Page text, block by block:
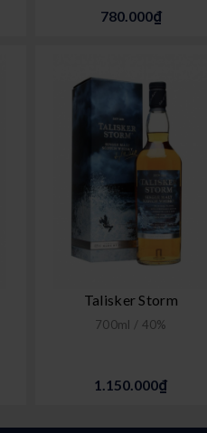
780.000₫
Talisker Storm
700ml / 40%
1.150.000₫